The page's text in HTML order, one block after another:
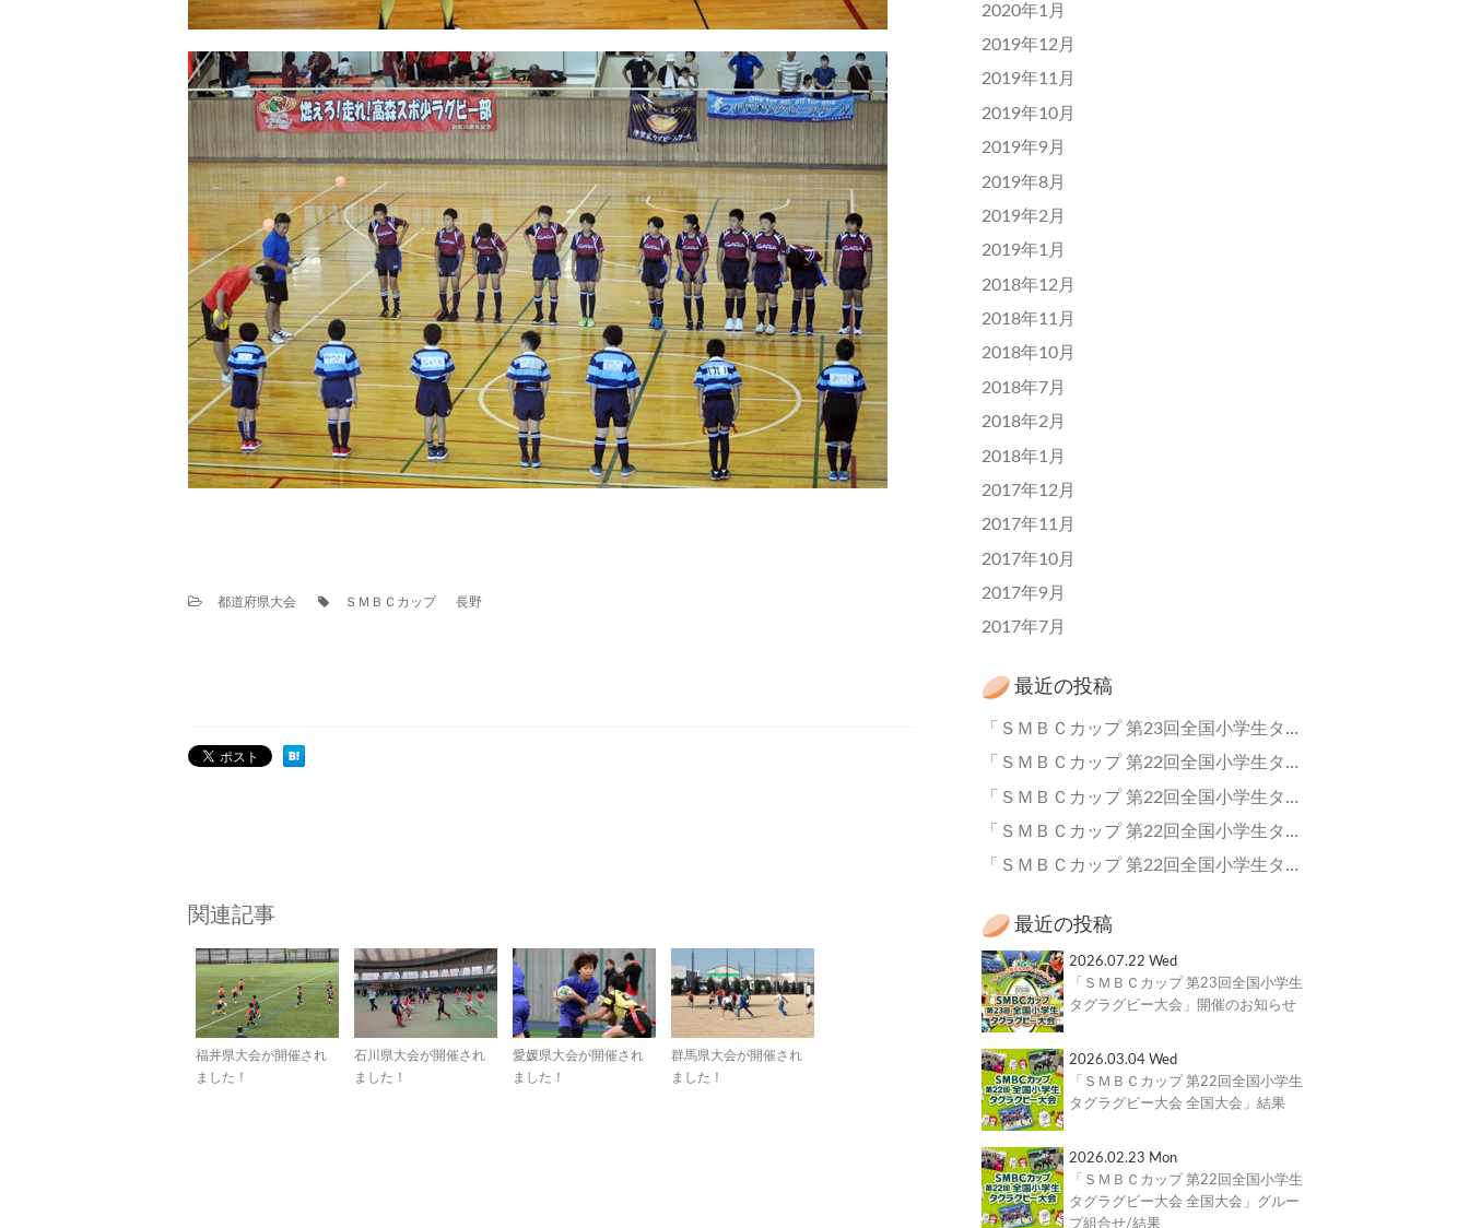
都道府県大会 ＳＭＢＣカップ 長野
関連記事
福井県大会が開催され
ました！
石川県大会が開催され
ました！
愛媛県大会が開催され
ました！
群馬県大会が開催され
ました！
2020年1月
2019年12月
2019年11月
2019年10月
2019年9月
2019年8月
2019年2月
2019年1月
2018年12月
2018年11月
2018年10月
2018年7月
2018年2月
2018年1月
2017年12月
2017年11月
2017年10月
2017年9月
2017年7月
最近の投稿
「ＳＭＢＣカップ 第23回全国小学生タグラグビー大会」開催のお知らせ
「ＳＭＢＣカップ 第22回全国小学生タグラグビー大会 全国大会」結果
「ＳＭＢＣカップ 第22回全国小学生タグラグビー大会 全国大会」グループ組合せ/結果
「ＳＭＢＣカップ 第22回全国小学生タグラグビー大会 全国大会」出場30チーム紹介！
「ＳＭＢＣカップ 第22回全国小学生タグラグビー大会 全国大会」シャトルバス運行のお知らせ
最近の投稿
2026.07.22 Wed
「ＳＭＢＣカップ 第23回全国小学生
タグラグビー大会」開催のお知らせ
2026.03.04 Wed
「ＳＭＢＣカップ 第22回全国小学生
タグラグビー大会 全国大会」結果
2026.02.23 Mon
「ＳＭＢＣカップ 第22回全国小学生
タグラグビー大会 全国大会」グルー
プ組合せ/結果